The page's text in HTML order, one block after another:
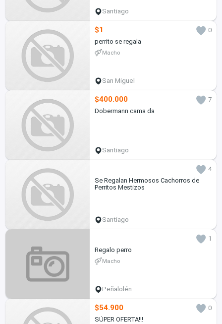
Santiago
$1
0
perrito se regala
Macho
San Miguel
$400.000
7
Dobermann cama da
Santiago
4
Se Regalan Hermosos Cachorros de
Perritos Mestizos
Santiago
1
Regalo perro
Macho
Peñalolén
$54.900
0
SÚPER OFERTA!!!